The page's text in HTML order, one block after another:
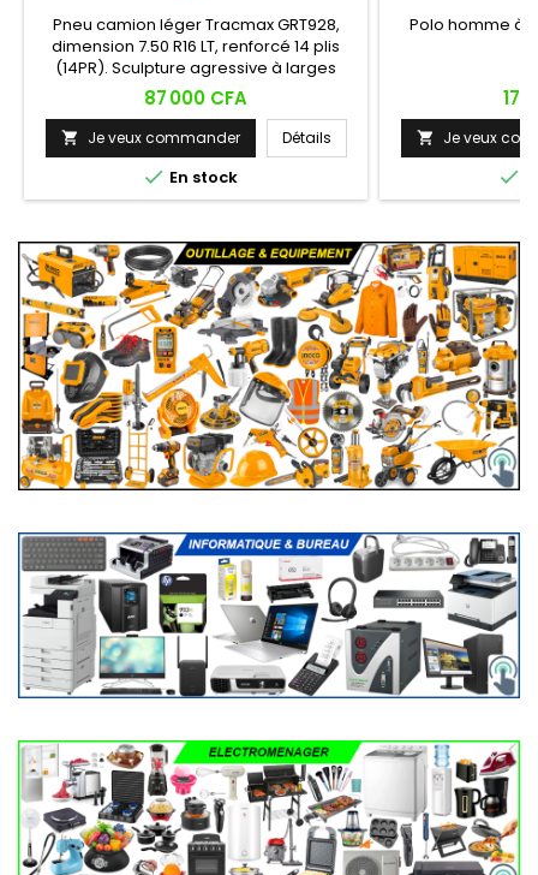
Pneu camion léger Tracmax GRT928,
dimension 7.50 R16 LT, renforcé 14 plis
(14PR). Sculpture agressive à larges
crampons offrant une excellente traction
sur terrains difficiles (boue, sable, piste),
avec une carcasse tout acier robuste
adaptée aux usages professionnels
intensifs.
Prix
87 000 CFA
 Je veux commander Détails
 En stock
Polo homme à
Prix
17
 Je veux
